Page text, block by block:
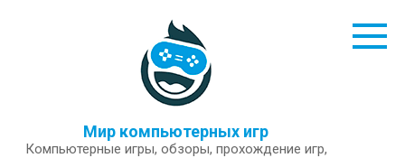
Мир компьютерных игр
Компьютерные игры, обзоры, прохождение игр,